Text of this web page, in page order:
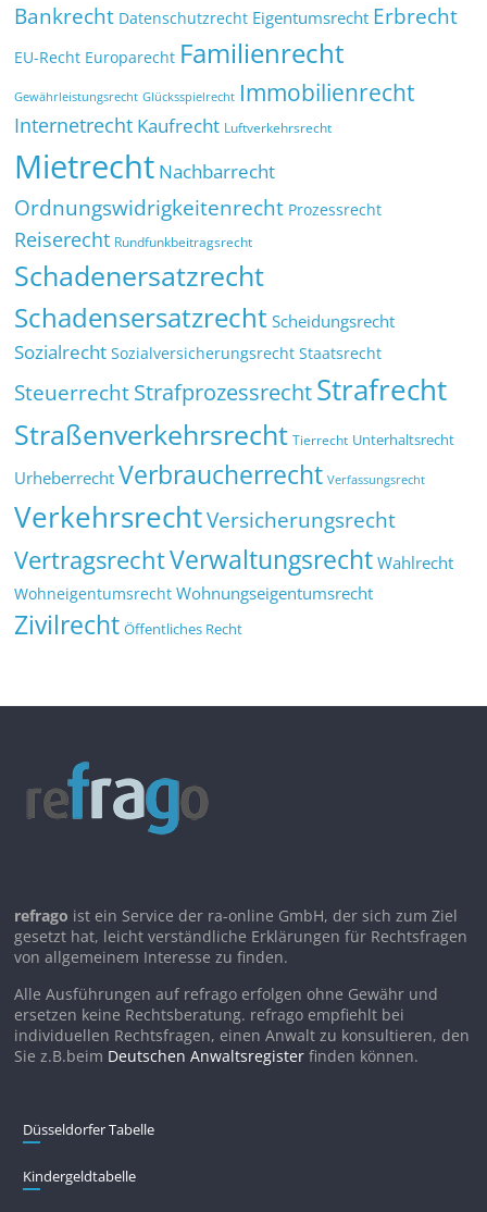
Bankrecht Datenschutzrecht Eigentumsrecht Erbrecht
EU-Recht Europarecht Familienrecht
Gewährleistungsrecht Glücksspielrecht Immobilienrecht
Internetrecht Kaufrecht Luftverkehrsrecht
Mietrecht Nachbarrecht
Ordnungswidrigkeitenrecht Prozessrecht
Reiserecht Rundfunkbeitragsrecht
Schadenersatzrecht
Schadensersatzrecht Scheidungsrecht
Sozialrecht Sozialversicherungsrecht Staatsrecht
SteuerrechtStrafprozessrechtStrafrecht
Straßenverkehrsrecht Tierrecht Unterhaltsrecht
Urheberrecht Verbraucherrecht Verfassungsrecht
VerkehrsrechtVersicherungsrecht
VertragsrechtVerwaltungsrecht Wahlrecht
Wohneigentumsrecht Wohnungseigentumsrecht
Zivilrecht Öffentliches Recht
refrago ist ein Service der ra-online GmbH, der sich zum Ziel
gesetzt hat, leicht verständliche Erklärungen für Rechtsfragen
von allgemeinem Interesse zu finden.
Alle Ausführungen auf refrago erfolgen ohne Gewähr und
ersetzen keine Rechtsberatung. refrago empfiehlt bei
individuellen Rechtsfragen, einen Anwalt zu konsultieren, den
Sie z.B.beim Deutschen Anwaltsregister finden können.
Düsseldorfer Tabelle
Kindergeldtabelle